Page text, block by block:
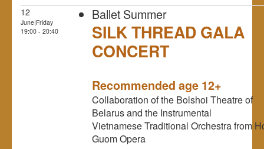
12
June|Friday
19:00 - 20:40
Ballet Summer
SILK THREAD GALA
CONCERT
Recommended age 12+
Collaboration of the Bolshoi Theatre of
Belarus and the Instrumental
Vietnamese Traditional Orchestra from
Guom Opera